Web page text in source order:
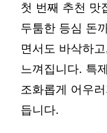
첫 번째 추천 맛
두툼한 등심 돈
면서도 바삭하
느껴집니다. 특
조화롭게 어우
듭니다.